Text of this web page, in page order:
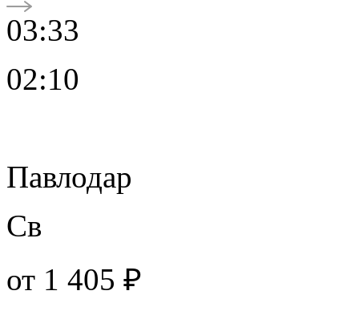
03:33
02:10
Павлодар
Св
от 1 405 ₽